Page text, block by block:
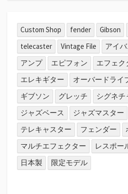
Custom Shop fender Gibson
telecaster
Vintage File アイ
アンプ
エピフォン エフェク
エレキギター
オーバードライ
ギブソン
グレッチ
シグネチ
ジャズベース
ジャズマスター
テレキャスター
フェンダー
マルチエフェクター
レスポー
日本製
限定モデル